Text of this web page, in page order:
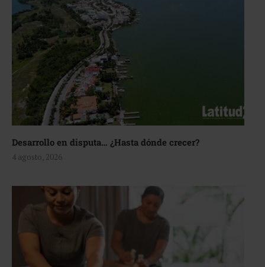
Desarrollo en disputa… ¿Hasta dónde crecer?
4 agosto, 2026